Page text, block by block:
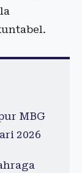
MBG
2026